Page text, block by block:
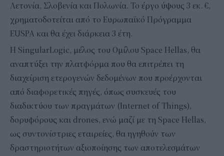
Λετονία, Σλοβενία και Πολωνία. Το έργο ύψους 3 εκ. €,
χρηματοδοτείται από το Ευρωπαϊκό Πρόγραμμα
EUSPA και θα έχει διάρκεια 3 έτη.
H SingularLogic, μέλος του Ομίλου Space Hellas, θα
αναπτύξει την πλατφόρμα που θα επιτρέπει τη
διαχείριση ετερογενών δεδομένων που προέρχονται
από διαφορετικές πηγές, όπως συσκευές του
διαδικτύου των πραγμάτων (Internet of Things),
δορυφόρους και drones, ενώ μαζί με τη Space Hellas,
ως συντονίστριες εταιρείες, θα ηγηθούν των
δραστηριοτήτων αξιοποίησης των αποτελεσμάτων